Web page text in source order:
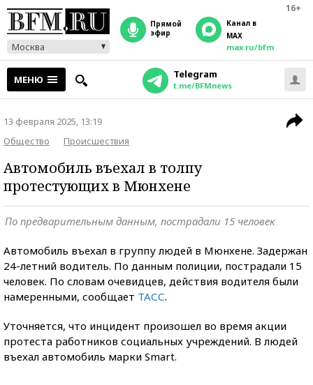
16+
Москва
прямой
эфир
Канал в
MAX
max.ru/bfm
МЕНЮ Telegram
t.me/BFMnews
13 февраля 2025, 13:19
Общество
Происшествия
Автомобиль въехал в толпу
протестующих в Мюнхене
По предварительным данным, пострадали 15 человек
Автомобиль въехал в группу людей в Мюнхене. Задержан
24-летний водитель. По данным полиции, пострадали 15
человек. По словам очевидцев, действия водителя были
намеренными, сообщает ТАСС.
Уточняется, что инцидент произошел во время акции
протеста работников социальных учреждений. В людей
въехал автомобиль марки Smart.